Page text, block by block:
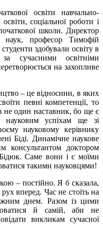
освіти навчально-
соціальної роботи і
школи. Директор
наук, професор Тимофій
здобували освіту в
сучасними освітніми
на захопливе
– це відносини, в яких
певні компетенції, то
не один наставник, бо ще є
успіхам ще зі
науковому керівнику
Біді. Динамічне наукове
консультантом доктором
Саме вони і є моїми
такими науковцями!
– постійно. Я б сказала,
вперед. Час не стоїть на
днем. Разом із цими
й самій, аби не
викликам сучасної